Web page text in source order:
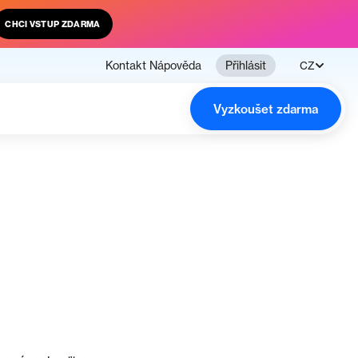
CHCI VSTUP ZDARMA
Kontakt Nápověda Přihlásit CZ
Vyzkoušet zdarma